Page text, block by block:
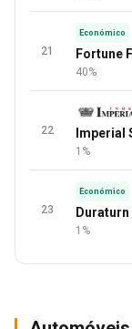
21
Económico
Fortune
40%
22 Imperial
1%
23
Económico
1%